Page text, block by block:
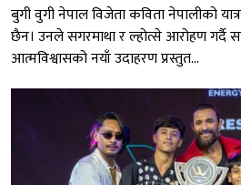
बुगी वुगी नेपाल विजेता कविता नेपालीको
छैन। उनले सगरमाथा र ल्होत्से आरोहण गर्दै
आत्मविश्वासको नयाँ उदाहरण प्रस्तुत...